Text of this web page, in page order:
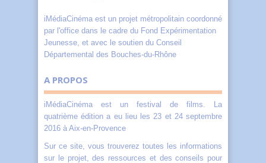
iMédiaCinéma est un projet métropolitain coordonné
par l'office dans le cadre du Fond Expérimentation
Jeunesse, et avec le soutien du Conseil
Départemental des Bouches-du-Rhône
A PROPOS
iMédiaCinéma est un festival de films. La
quatrième édition a eu lieu les 23 et 24 septembre
2016 à Aix-en-Provence
Sur ce site, vous trouverez toutes les informations
sur le projet, des ressources et des conseils pour